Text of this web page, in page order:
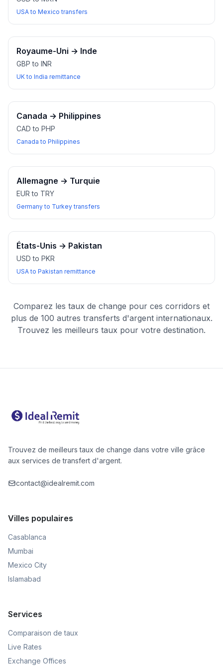
USA to Mexico transfers
Royaume-Uni → Inde
GBP to INR
UK to India remittance
Canada → Philippines
CAD to PHP
Canada to Philippines
Allemagne → Turquie
EUR to TRY
Germany to Turkey transfers
États-Unis → Pakistan
USD to PKR
USA to Pakistan remittance
Comparez les taux de change pour ces corridors et
plus de 100 autres transferts d'argent internationaux.
Trouvez les meilleurs taux pour votre destination.
Trouvez de meilleurs taux de change dans votre ville grâce
aux services de transfert d'argent.
contact@idealremit.com
Villes populaires
Casablanca
Mumbai
Mexico City
Islamabad
Services
Comparaison de taux
Live Rates
Exchange Offices